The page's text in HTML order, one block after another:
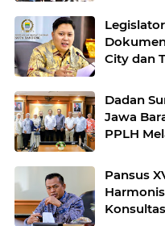
City dan
Dadan
Jawa
PPLH
Pansus